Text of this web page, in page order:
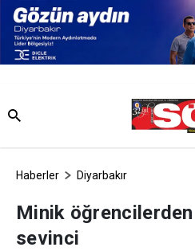
Haberler Diyarbakır
Minik
sevinci